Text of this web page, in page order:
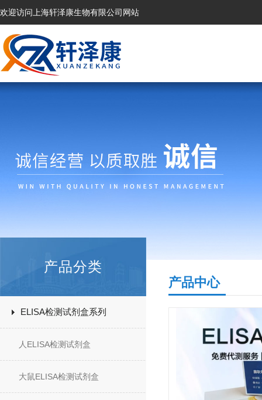
欢迎访问上海轩泽康生物有限公司网站
产品分类
ELISA检测试剂盒系列
人ELISA检测试剂盒
大鼠ELISA检测试剂盒
产品中心